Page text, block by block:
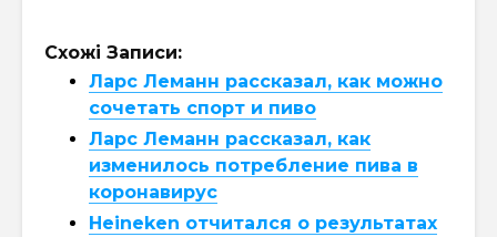
Схожі Записи:
Ларс Леманн рассказал, как можно
сочетать спорт и пиво
Ларс Леманн рассказал, как
изменилось потребление пива в
коронавирус
Heineken отчитался о результатах